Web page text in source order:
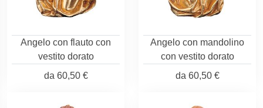
Angelo con flauto con
vestito dorato
da 60,50 €
Angelo con mandolino
con vestito dorato
da 60,50 €